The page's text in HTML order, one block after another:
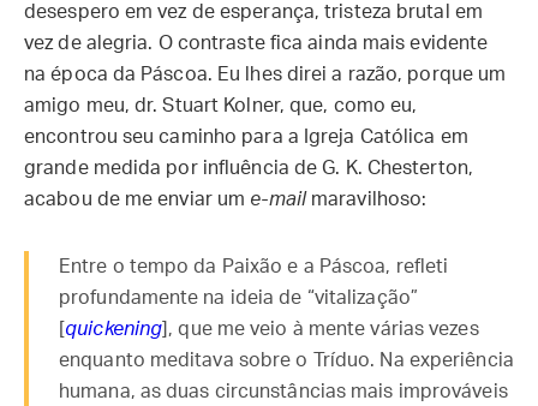
desespero em vez de esperança, tristeza brutal em
vez de alegria. O contraste fica ainda mais evidente
na época da Páscoa. Eu lhes direi a razão, porque um
amigo meu, dr. Stuart Kolner, que, como eu,
encontrou seu caminho para a Igreja Católica em
grande medida por influência de G. K. Chesterton,
acabou de me enviar um e-mailmaravilhoso:
Entre o tempo da Paixão e a Páscoa, refleti
profundamente na ideia de “vitalização”
quickening ], que me veio à mente várias vezes
enquanto meditava sobre o Tríduo. Na experiência
humana, as duas circunstâncias mais improváveis